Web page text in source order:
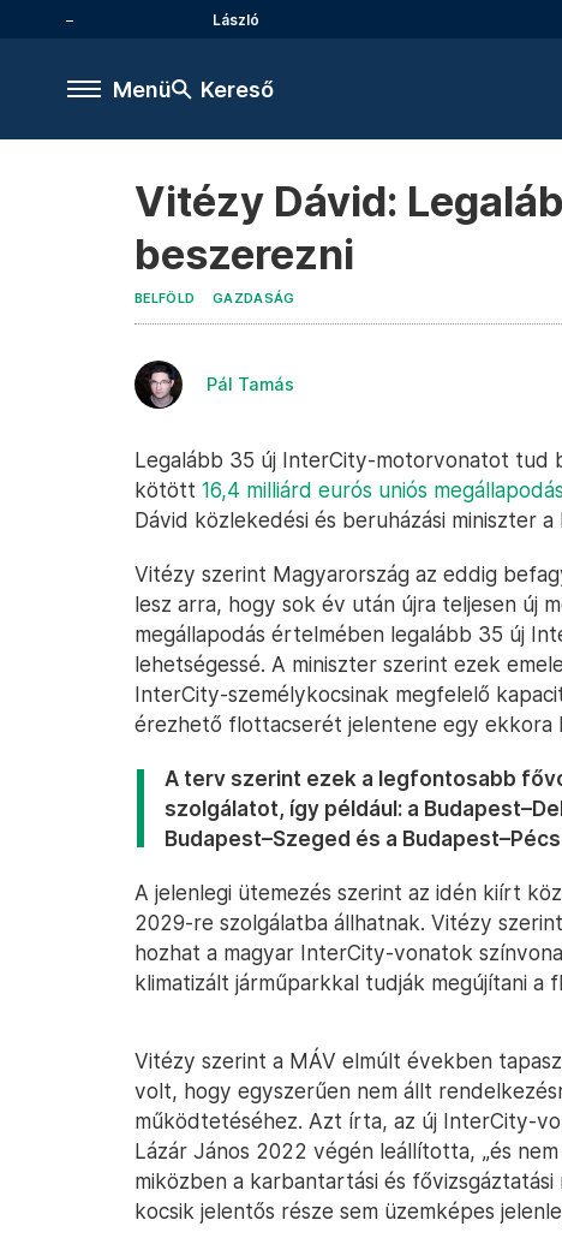
László
Menü Kereső
Vitézy Dávid:
beszerezni
BELFÖLD GAZDASÁG
Pál Tamás
Legalább 35 új InterCity-motorvonatot tud
kötött 16,4 milliárd eurós uniós megállapodás
Dávid közlekedési és beruházási miniszter a
Vitézy szerint Magyarország az eddig
lesz arra, hogy sok év után újra teljesen új
megállapodás értelmében legalább 35 új
lehetségessé. A miniszter szerint ezek
InterCity-személykocsinak megfelelő
érezhető flottacserét jelentene egy ekkora
A terv szerint ezek a legfontosabb
szolgálatot, így például: a
Budapest–Szeged és a
A jelenlegi ütemezés szerint az idén kiírt
2029-re szolgálatba állhatnak. Vitézy
hozhat a magyar InterCity-vonatok
klimatizált járműparkkal tudják megújítani a
Vitézy szerint a MÁV elmúlt években
volt, hogy egyszerűen nem állt
működtetéséhez. Azt írta, az új InterCity-
Lázár János 2022 végén leállította, „és
miközben a karbantartási és
kocsik jelentős része sem üzemképes